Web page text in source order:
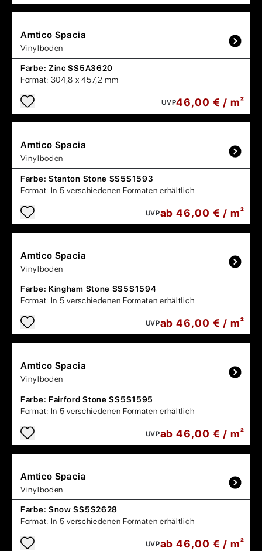
Amtico Spacia
Vinylboden
Farbe: Zinc SS5A3620
Format: 304,8 x 457,2 mm
UVP46,00 € / m²
Amtico Spacia
Vinylboden
Farbe: Stanton Stone SS5S1593
Format: In 5 verschiedenen Formaten erhältlich
UVPab 46,00 € / m²
Amtico Spacia
Vinylboden
Farbe: Kingham Stone SS5S1594
Format: In 5 verschiedenen Formaten erhältlich
UVPab 46,00 € / m²
Amtico Spacia
Vinylboden
Farbe: Fairford Stone SS5S1595
Format: In 5 verschiedenen Formaten erhältlich
UVPab 46,00 € / m²
Amtico Spacia
Vinylboden
Farbe: Snow SS5S2628
Format: In 5 verschiedenen Formaten erhältlich
UVPab 46,00 € / m²